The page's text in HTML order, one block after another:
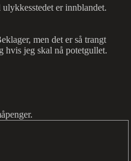
er innblandet.
men det er så trangt
hvis jeg skal nå potetgullet.